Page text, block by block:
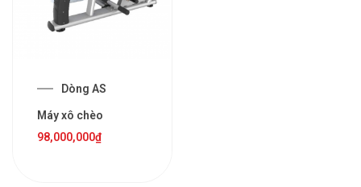
Dòng AS
Máy xô chèo
98,000,000₫